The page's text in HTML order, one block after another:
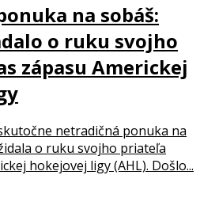
na sobáš:
o ruku svojho
zápasu Americkej
netradičná ponuka na
o ruku svojho priateľa
hokejovej ligy (AHL). Došlo...